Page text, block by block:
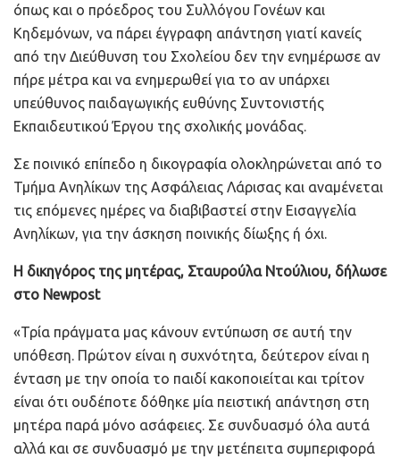
όπως και ο πρόεδρος του Συλλόγου Γονέων και
Κηδεμόνων, να πάρει έγγραφη απάντηση γιατί κανείς
από την Διεύθυνση του Σχολείου δεν την ενημέρωσε αν
πήρε μέτρα και να ενημερωθεί για το αν υπάρχει
υπεύθυνος παιδαγωγικής ευθύνης Συντονιστής
Εκπαιδευτικού Έργου της σχολικής μονάδας.
Σε ποινικό επίπεδο η δικογραφία ολοκληρώνεται από το
Τμήμα Ανηλίκων της Ασφάλειας Λάρισας και αναμένεται
τις επόμενες ημέρες να διαβιβαστεί στην Εισαγγελία
Ανηλίκων, για την άσκηση ποινικής δίωξης ή όχι.
Η δικηγόρος της μητέρας, Σταυρούλα Ντούλιου, δήλωσε
στο Newpost
«Τρία πράγματα μας κάνουν εντύπωση σε αυτή την
υπόθεση. Πρώτον είναι η συχνότητα, δεύτερον είναι η
ένταση με την οποία το παιδί κακοποιείται και τρίτον
είναι ότι ουδέποτε δόθηκε μία πειστική απάντηση στη
μητέρα παρά μόνο ασάφειες. Σε συνδυασμό όλα αυτά
αλλά και σε συνδυασμό με την μετέπειτα συμπεριφορά